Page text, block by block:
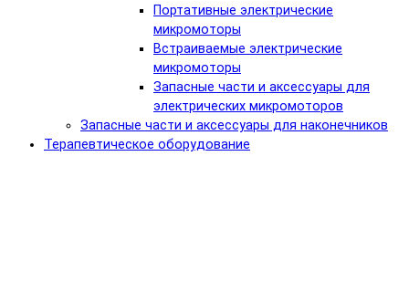
Портативные электрические
микромоторы
Встраиваемые электрические
микромоторы
Запасные части и аксессуары для
электрических микромоторов
Запасные части и аксессуары для наконечников
Терапевтическое оборудование